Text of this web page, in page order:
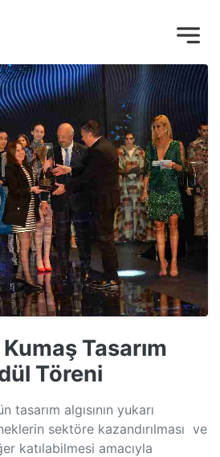
Tasarım
Töreni
algısının yukarı
sektöre kazandırılması ve
katılabilmesi amacıyla